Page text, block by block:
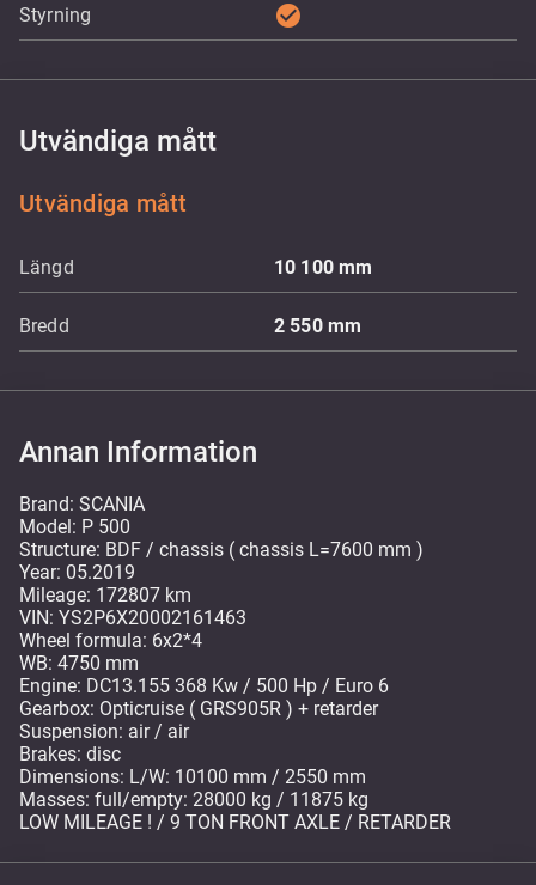
Styrning check_circle
Utvändiga mått
Utvändiga mått
Längd 10 100mm
Bredd 2 550 mm
Annan Information
Brand: SCANIA
Model: P 500
Structure: BDF / chassis ( chassis L=7600 mm )
Year: 05.2019
Mileage: 172807 km
VIN: YS2P6X20002161463
Wheel formula: 6x2*4
WB: 4750 mm
Engine: DC13.155 368 Kw / 500 Hp / Euro 6
Gearbox: Opticruise ( GRS905R ) + retarder
Suspension: air / air
Brakes: disc
Dimensions: L/W: 10100 mm / 2550 mm
Masses: full/empty: 28000 kg / 11875 kg
LOW MILEAGE ! / 9 TON FRONT AXLE / RETARDER